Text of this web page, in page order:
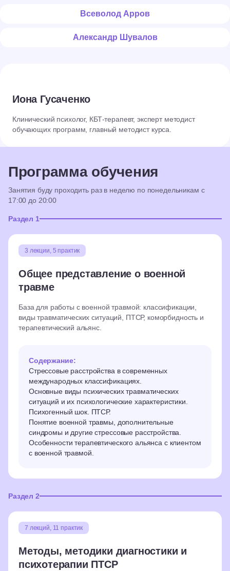
Всеволод Арров
Александр Шувалов
Иона Гусаченко
Клинический психолог, КБТ-терапевт, эксперт методист
обучающих программ, главный методист курса.
Программа обучения
Занятия буду проходить раз в неделю по понедельникам с
17:00 до 20:00
Раздел 1
3 лекции, 5 практик
Общее представление о военной
травме
База для работы с военной травмой: классификации,
виды травматических ситуаций, ПТСР, коморбидность и
терапевтический альянс.
Содержание:
Стрессовые расстройства в современных
международных классификациях.
Основные виды психических травматических
ситуаций и их психологические характеристики.
Психогенный шок. ПТСР.
Понятие военной травмы, дополнительные
синдромы и другие стрессовые расстройства.
Особенности терапевтического альянса с клиентом
с военной травмой.
Раздел 2
7 лекций, 11 практик
Методы, методики диагностики и
психотерапии ПТСР